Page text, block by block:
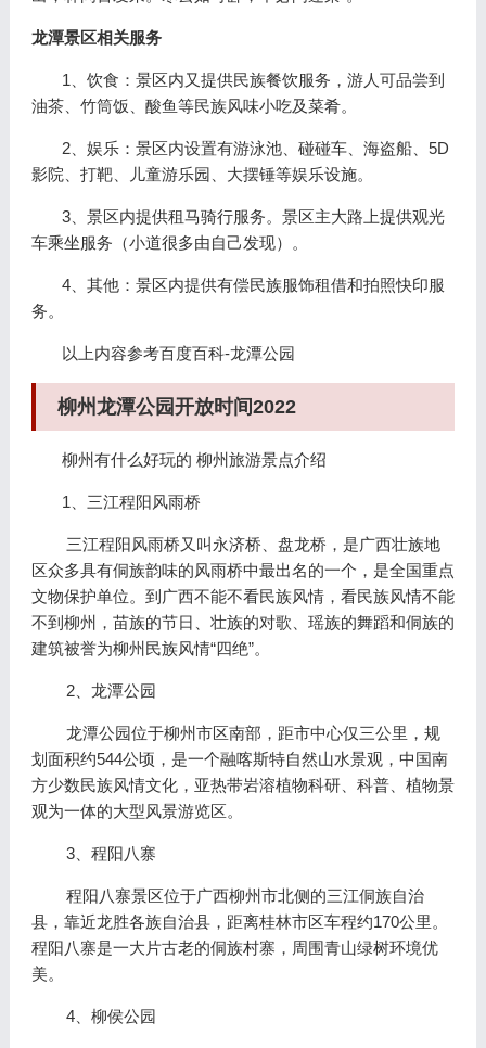
龙潭景区相关服务
1、饮食：景区内又提供民族餐饮服务，游人可品尝到
油茶、竹筒饭、酸鱼等民族风味小吃及菜肴。
2、娱乐：景区内设置有游泳池、碰碰车、海盗船、5D
影院、打靶、儿童游乐园、大摆锤等娱乐设施。
3、景区内提供租马骑行服务。景区主大路上提供观光
车乘坐服务（小道很多由自己发现）。
4、其他：景区内提供有偿民族服饰租借和拍照快印服
务。
以上内容参考百度百科-龙潭公园
柳州龙潭公园开放时间2022
柳州有什么好玩的 柳州旅游景点介绍
1、三江程阳风雨桥
三江程阳风雨桥又叫永济桥、盘龙桥，是广西壮族地
区众多具有侗族韵味的风雨桥中最出名的一个，是全国重点
文物保护单位。到广西不能不看民族风情，看民族风情不能
不到柳州，苗族的节日、壮族的对歌、瑶族的舞蹈和侗族的
建筑被誉为柳州民族风情“四绝”。
2、龙潭公园
龙潭公园位于柳州市区南部，距市中心仅三公里，规
划面积约544公顷，是一个融喀斯特自然山水景观，中国南
方少数民族风情文化，亚热带岩溶植物科研、科普、植物景
观为一体的大型风景游览区。
3、程阳八寨
程阳八寨景区位于广西柳州市北侧的三江侗族自治
县，靠近龙胜各族自治县，距离桂林市区车程约170公里。
程阳八寨是一大片古老的侗族村寨，周围青山绿树环境优
美。
4、柳侯公园